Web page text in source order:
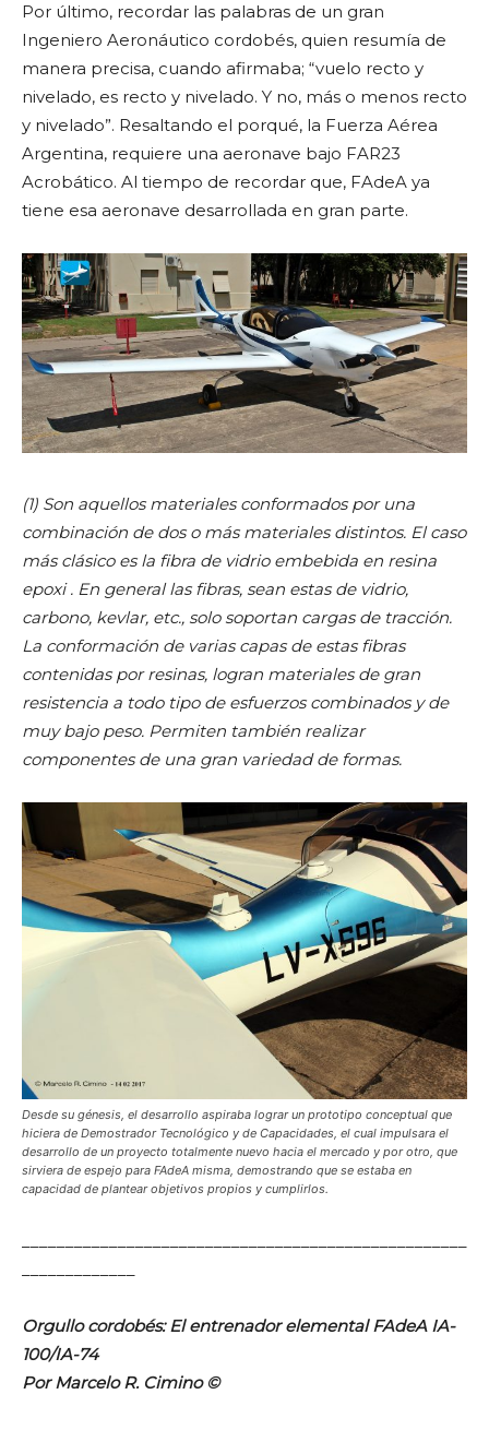
Por último, recordar las palabras de un gran
Ingeniero Aeronáutico cordobés, quien resumía de
manera precisa, cuando afirmaba; “vuelo recto y
nivelado, es recto y nivelado. Y no, más o menos recto
y nivelado”. Resaltando el porqué, la Fuerza Aérea
Argentina, requiere una aeronave bajo FAR23
Acrobático. Al tiempo de recordar que, FAdeA ya
tiene esa aeronave desarrollada en gran parte.
(1) Son aquellos materiales conformados por una
combinación de dos o más materiales distintos. El caso
más clásico es la fibra de vidrio embebida en resina
epoxi . En general las fibras, sean estas de vidrio,
carbono, kevlar, etc., solo soportan cargas de tracción.
La conformación de varias capas de estas fibras
contenidas por resinas, logran materiales de gran
resistencia a todo tipo de esfuerzos combinados y de
muy bajo peso. Permiten también realizar
componentes de una gran variedad de formas.
Desde su génesis, el desarrollo aspiraba lograr un prototipo conceptual que
hiciera de Demostrador Tecnológico y de Capacidades, el cual impulsara el
desarrollo de un proyecto totalmente nuevo hacia el mercado y por otro, que
sirviera de espejo para FAdeA misma, demostrando que se estaba en
capacidad de plantear objetivos propios y cumplirlos.
Orgullo cordobés: El entrenador elemental FAdeA IA-
100/IA-74
Por Marcelo R. Cimino ©